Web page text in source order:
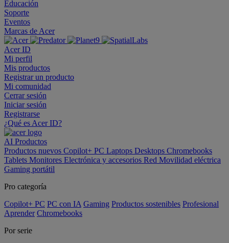
Educación
Soporte
Eventos
Marcas de Acer
Acer ID
Mi perfil
Mis productos
Registrar un producto
Mi comunidad
Cerrar sesión
Iniciar sesión
Registrarse
¿Qué es Acer ID?
AI Productos
Productos nuevos Copilot+ PC Laptops Desktops Chromebooks
Tablets Monitores Electrónica y accesorios Red Movilidad eléctrica
Gaming portátil
Pro categoría
Copilot+ PC PC con IA Gaming Productos sostenibles Profesional
Aprender Chromebooks
Por serie